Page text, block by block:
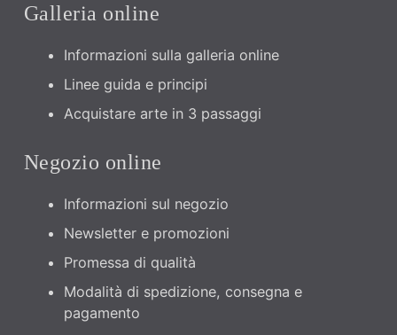
Galleria online
Informazioni sulla galleria online
Linee guida e principi
Acquistare arte in 3 passaggi
Negozio online
Informazioni sul negozio
Newsletter e promozioni
Promessa di qualità
Modalità di spedizione, consegna e
pagamento